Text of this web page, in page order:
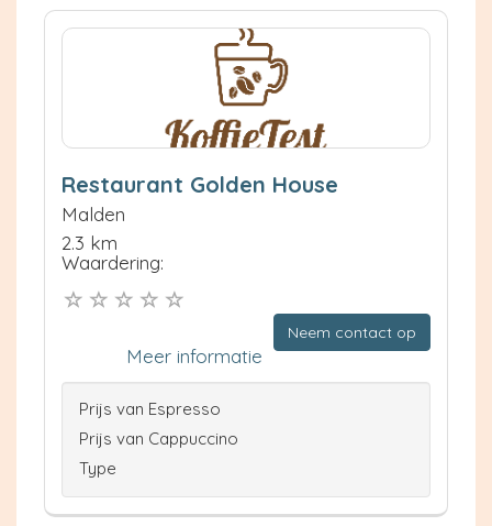
Restaurant Golden House
Malden
2.3 km
Waardering:
Neem contact op
Meer informatie
Prijs van Espresso
Prijs van Cappuccino
Type